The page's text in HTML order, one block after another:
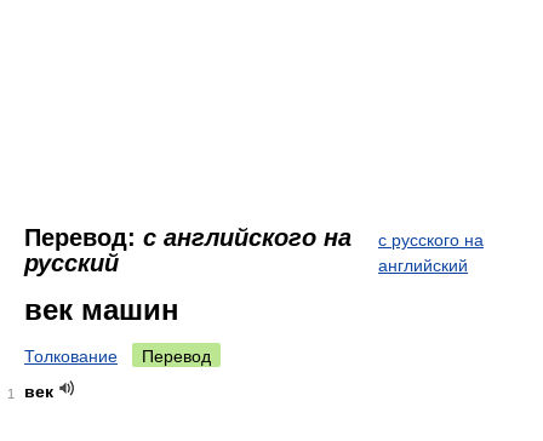
Перевод: с английского на
русский
с русского на
английский
век машин
Толкование Перевод
1 век